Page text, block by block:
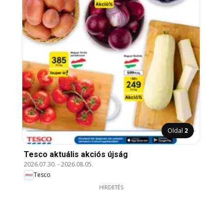
Oldal 2
Tesco aktuális akciós újság
2026.07.30. -2026.08.05.
Tesco
HIRDETÉS